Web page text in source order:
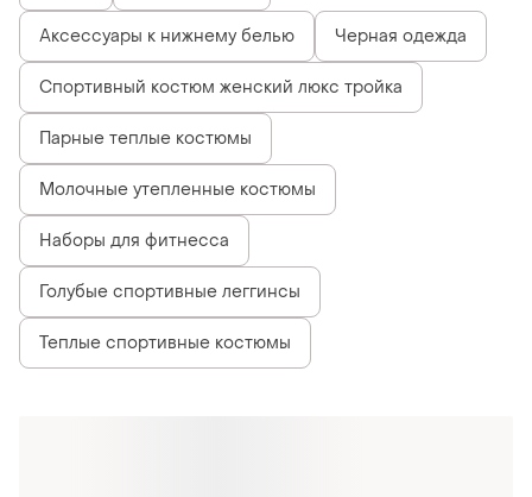
Аксессуары к нижнему белью Черная одежда
Спортивный костюм женский люкс тройка
Парные теплые костюмы
Молочные утепленные костюмы
Наборы для фитнесса
Голубые спортивные леггинсы
Теплые спортивные костюмы